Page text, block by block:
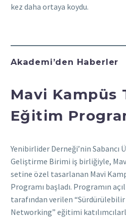
kez daha ortaya koydu.
Akademi’den Haberler
Mavi Kampüs
Eğitim
Yenibirlider Derneği’nin Sabancı
Geliştirme Birimi iş birliğiyle,
setine özel tasarlanan Mavi
Programı başladı. Programın
tarafından verilen
Networking” eğitimi